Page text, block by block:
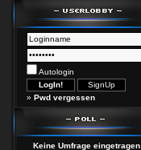
Autologin
» Pwd vergessen
Keine Umfrage eingetragen